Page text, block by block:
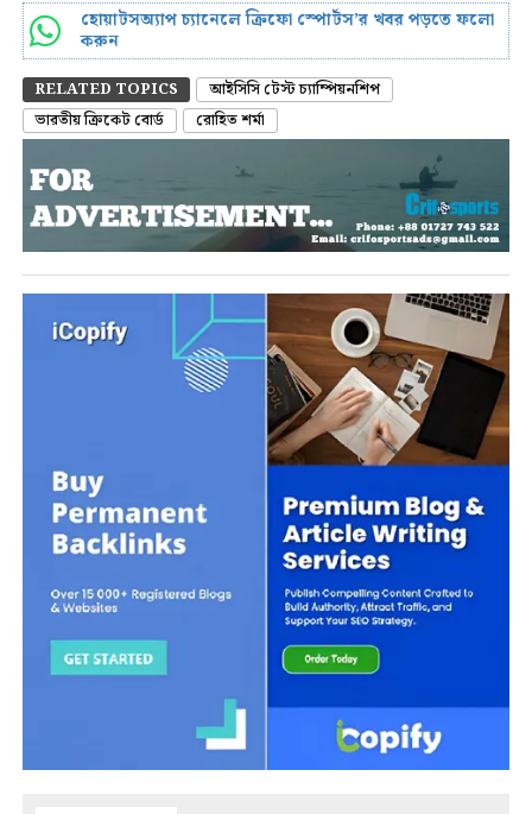
হোয়াটসঅ্যাপ চ্যানেলে ক্রিফো স্পোর্টস’র খবর পড়তে ফলো
করুন
RELATED TOPICS
আইসিসি টেস্ট চ্যাম্পিয়নশিপ
ভারতীয় ক্রিকেট বোর্ড
রোহিত শর্মা